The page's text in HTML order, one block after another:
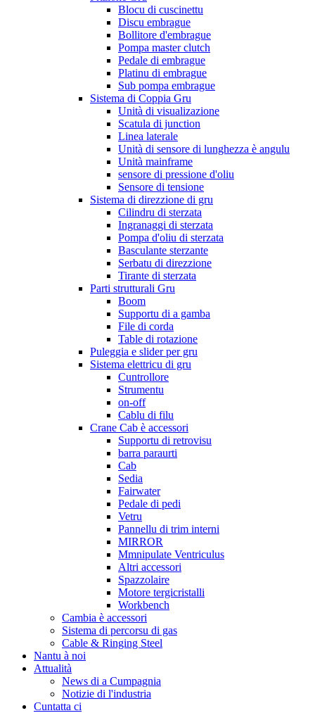
Blocu di cuscinettu
Discu embrague
Bollitore d'embrague
Pompa master clutch
Pedale di embrague
Platinu di embrague
Sub pompa embrague
Sistema di Coppia Gru
Unità di visualizazione
Scatula di junction
Linea laterale
Unità di sensore di lunghezza è angulu
Unità mainframe
sensore di pressione d'oliu
Sensore di tensione
Sistema di direzzione di gru
Cilindru di sterzata
Ingranaggi di sterzata
Pompa d'oliu di sterzata
Basculante sterzante
Serbatu di direzzione
Tirante di sterzata
Parti strutturali Gru
Boom
Supportu di a gamba
File di corda
Table di rotazione
Puleggia e slider per gru
Sistema elettricu di gru
Cuntrollore
Strumentu
on-off
Cablu di filu
Crane Cab è accessori
Supportu di retrovisu
barra paraurti
Cab
Sedia
Fairwater
Pedale di pedi
Vetru
Pannellu di trim interni
MIRROR
Mmnipulate Ventriculus
Altri accessori
Spazzolaire
Motore tergicristalli
Workbench
Cambia è accessori
Sistema di percorsu di gas
Cable & Ringing Steel
Nantu à noi
Attualità
News di a Cumpagnia
Notizie di l'industria
Cuntatta ci